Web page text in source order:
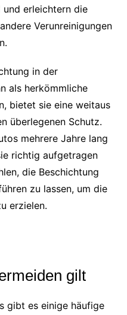
und erleichtern die
Verunreinigungen
in der
als herkömmliche
bietet sie eine weitaus
überlegenen Schutz.
mehrere Jahre lang
richtig aufgetragen
die Beschichtung
zu lassen, um die
erzielen.
gilt
gibt es einige häufige